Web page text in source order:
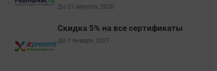
До 31 августа, 2026
Скидка 5% на все сертификаты
До 1 января, 2027